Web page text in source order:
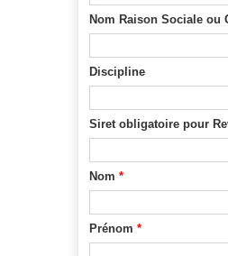
Nom Raison Sociale ou
Discipline
Siret obligatoire pour
Nom *
Prénom *